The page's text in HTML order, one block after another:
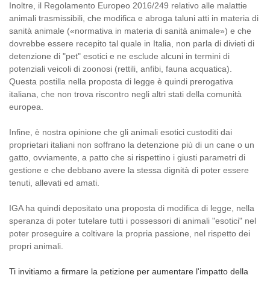
Inoltre, il Regolamento Europeo 2016/249 relativo alle malattie
animali trasmissibili, che modifica e abroga taluni atti in materia di
sanità animale («normativa in materia di sanità animale») e che
dovrebbe essere recepito tal quale in Italia, non parla di divieti di
detenzione di "pet" esotici e ne esclude alcuni in termini di
potenziali veicoli di zoonosi (rettili, anfibi, fauna acquatica).
Questa postilla nella proposta di legge è quindi prerogativa
italiana, che non trova riscontro negli altri stati della comunità
europea.
Infine, è nostra opinione che gli animali esotici custoditi dai
proprietari italiani non soffrano la detenzione più di un cane o un
gatto, ovviamente, a patto che si rispettino i giusti parametri di
gestione e che debbano avere la stessa dignità di poter essere
tenuti, allevati ed amati.
IGA ha quindi depositato una proposta di modifica di legge, nella
speranza di poter tutelare tutti i possessori di animali "esotici" nel
poter proseguire a coltivare la propria passione, nel rispetto dei
propri animali.
Ti invitiamo a firmare la petizione per aumentare l'impatto della